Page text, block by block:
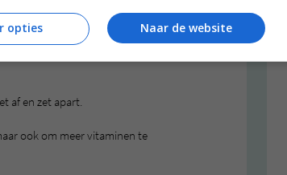
af en zet apart.
ook om meer vitaminen te
Naar de website
opties